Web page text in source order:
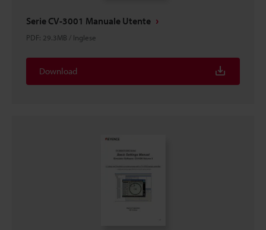
Serie CV-3001 Manuale Utente
PDF: 29.3MB / Inglese
Download